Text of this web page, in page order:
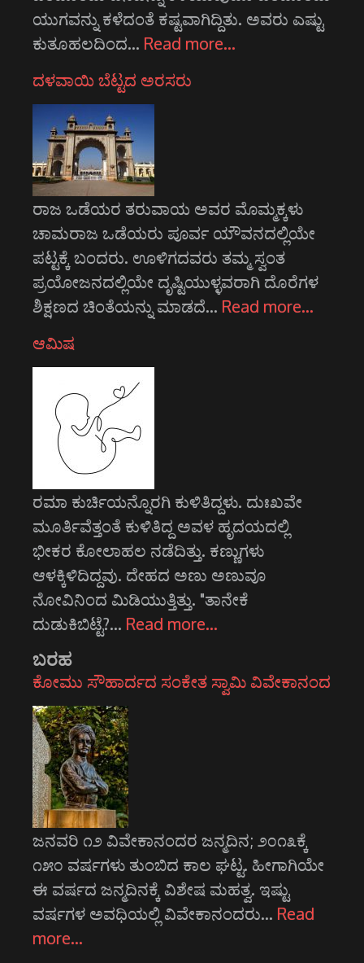
ಯುಗವನ್ನು ಕಳೆದಂತೆ ಕಷ್ಟವಾಗಿದ್ದಿತು. ಅವರು ಎಷ್ಟು
ಕುತೂಹಲದಿಂದ… Read more…
ದಳವಾಯಿ ಬೆಟ್ಟದ ಅರಸರು
ರಾಜ ಒಡೆಯರ ತರುವಾಯ ಅವರ ಮೊಮ್ಮಕ್ಕಳು
ಚಾಮರಾಜ ಒಡೆಯರು ಪೂರ್ವ ಯೌವನದಲ್ಲಿಯೇ
ಪಟ್ಟಕ್ಕೆ ಬಂದರು. ಊಳಿಗದವರು ತಮ್ಮ ಸ್ವಂತ
ಪ್ರಯೋಜನದಲ್ಲಿಯೇ ದೃಷ್ಟಿಯುಳ್ಳವರಾಗಿ ದೊರೆಗಳ
ಶಿಕ್ಷಣದ ಚಿಂತೆಯನ್ನು ಮಾಡದೆ… Read more…
ಆಮಿಷ
ರಮಾ ಕುರ್ಚಿಯನ್ನೊರಗಿ ಕುಳಿತಿದ್ದಳು. ದುಃಖವೇ
ಮೂರ್ತಿವೆತ್ತಂತೆ ಕುಳಿತಿದ್ದ ಅವಳ ಹೃದಯದಲ್ಲಿ
ಭೀಕರ ಕೋಲಾಹಲ ನಡೆದಿತ್ತು. ಕಣ್ಣುಗಳು
ಆಳಕ್ಕಿಳಿದಿದ್ದವು. ದೇಹದ ಅಣು ಅಣುವೂ
ನೋವಿನಿಂದ ಮಿಡಿಯುತ್ತಿತ್ತು. "ತಾನೇಕೆ
ದುಡುಕಿಬಿಟ್ಟೆ?… Read more…
ಬರಹ
ಕೋಮು ಸೌಹಾರ್ದದ ಸಂಕೇತ ಸ್ವಾಮಿ ವಿವೇಕಾನಂದ
ಜನವರಿ ೧೨ ವಿವೇಕಾನಂದರ ಜನ್ಮದಿನ; ೨೦೧೩ಕ್ಕೆ
೧೫೦ ವರ್ಷಗಳು ತುಂಬಿದ ಕಾಲ ಘಟ್ಟ. ಹೀಗಾಗಿಯೇ
ಈ ವರ್ಷದ ಜನ್ಮದಿನಕ್ಕೆ ವಿಶೇಷ ಮಹತ್ವ. ಇಷ್ಟು
ವರ್ಷಗಳ ಅವಧಿಯಲ್ಲಿ ವಿವೇಕಾನಂದರು… Read
more…